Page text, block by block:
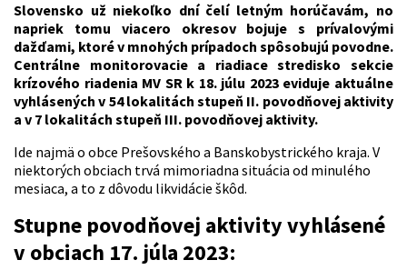
Slovensko už niekoľko dní čelí letným horúčavám, no
napriek tomu viacero okresov bojuje s prívalovými
dažďami, ktoré v mnohých prípadoch spôsobujú povodne.
Centrálne monitorovacie a riadiace stredisko sekcie
krízového riadenia MV SR k 18. júlu 2023 eviduje aktuálne
vyhlásených v 54 lokalitách stupeň II. povodňovej aktivity
a v 7 lokalitách stupeň III. povodňovej aktivity.
Ide najmä o obce Prešovského a Banskobystrického kraja. V
niektorých obciach trvá mimoriadna situácia od minulého
mesiaca, a to z dôvodu likvidácie škôd.
Stupne povodňovej aktivity vyhlásené
v obciach 17. júla 2023: